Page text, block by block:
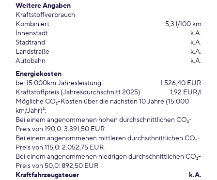
Weitere Angaben
Kraftstoffverbrauch
Kombiniert
5,3 l/100 km
Innenstadt
k.A.
Stadtrand
k.A.
Landstraße
k.A.
Autobahn
k.A.
Energiekosten
bei 15.000km Jahresleistung
1.526,40 EUR
Kraftstoffpreis (Jahresdurchschnitt 2025)
1,92 EUR/l
Mögliche CO₂-Kosten über die nächsten 10 Jahre (15.000
km/Jahr)²:
Bei einem angenommenen hohen durchschnittlichen CO₂-
Preis von 190,0: 3.391,50 EUR.
Bei einem angenommenen mittleren durchschnittlichen CO₂-
Preis von 115,0: 2.052,75 EUR.
Bei einem angenommenen niedrigen durchschnittlichen CO₂-
Preis von 50,0: 892,50 EUR
Kraftfahrzeugsteuer
k.A.